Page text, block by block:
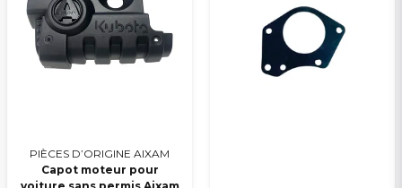
PIÈCES D’ORIGINE AIXAM
Capot moteur pour